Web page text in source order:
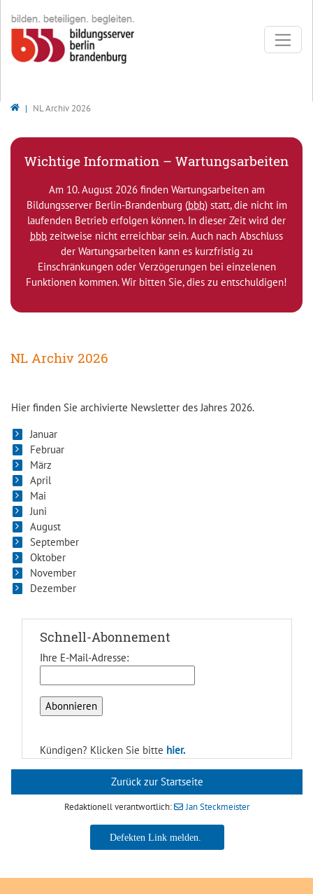
Bildungsserver Berlin - Brandenburg
NL Archiv 2026
Wichtige Information – Wartungsarbeiten
Am 10. August 2026 finden Wartungsarbeiten am
Bildungsserver Berlin-Brandenburg (bbb) statt, die nicht im
laufenden Betrieb erfolgen können. In dieser Zeit wird der
bbb zeitweise nicht erreichbar sein. Auch nach Abschluss
der Wartungsarbeiten kann es kurzfristig zu
Einschränkungen oder Verzögerungen bei einzelenen
Funktionen kommen. Wir bitten Sie, dies zu entschuldigen!
NL Archiv 2026
Hier finden Sie archivierte Newsletter des Jahres 2026.
Januar
Februar
März
April
Mai
Juni
August
September
Oktober
November
Dezember
Schnell-Abonnement
Ihre E-Mail-Adresse:
Kündigen? Klicken Sie bitte hier.
Zurück zur Startseite
Redaktionell verantwortlich: Jan Steckmeister
Jan Steckmeister